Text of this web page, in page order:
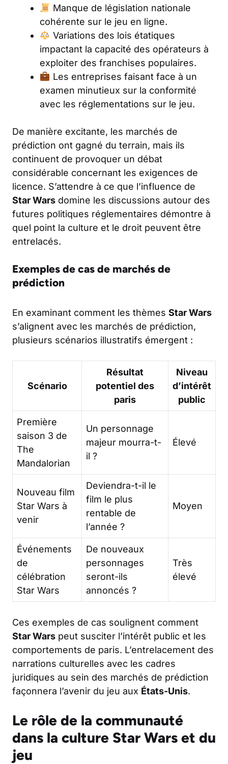
Manque de législation nationale
cohérente sur le jeu en ligne.
Variations des lois étatiques
impactant la capacité des opérateurs à
exploiter des franchises populaires.
Les entreprises faisant face à un
examen minutieux sur la conformité
avec les réglementations sur le jeu.
De manière excitante, les marchés de
prédiction ont gagné du terrain, mais ils
continuent de provoquer un débat
considérable concernant les exigences de
licence. S’attendre à ce que l’influence de
Star Wars domine les discussions autour des
futures politiques réglementaires démontre à
quel point la culture et le droit peuvent être
entrelacés.
Exemples de cas de marchés de
prédiction
En examinant comment les thèmes Star Wars
s’alignent avec les marchés de prédiction,
plusieurs scénarios illustratifs émergent :
Scénario
Résultat
potentiel des
paris
Niveau
d’intérêt
public
Première
saison 3 de
The
Mandalorian
Un personnage
majeur mourra-t-
il ?
Élevé
Nouveau film
Star Wars à
venir
Deviendra-t-il le
film le plus
rentable de
l’année ?
Moyen
Événements
de
célébration
Star Wars
De nouveaux
personnages
seront-ils
annoncés ?
Très
élevé
Ces exemples de cas soulignent comment
Star Wars peut susciter l’intérêt public et les
comportements de paris. L’entrelacement des
narrations culturelles avec les cadres
juridiques au sein des marchés de prédiction
façonnera l’avenir du jeu aux États-Unis.
Le rôle de la communauté
dans la culture Star Wars et du
jeu